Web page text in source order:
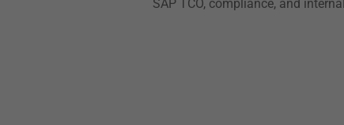
SAP TCO, compliance, and